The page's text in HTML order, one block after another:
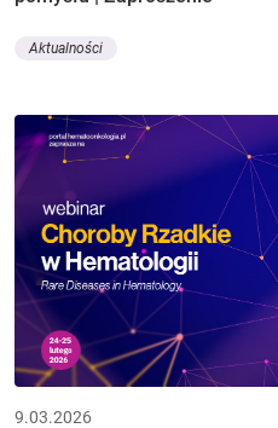
Aktualności
9.03.2026